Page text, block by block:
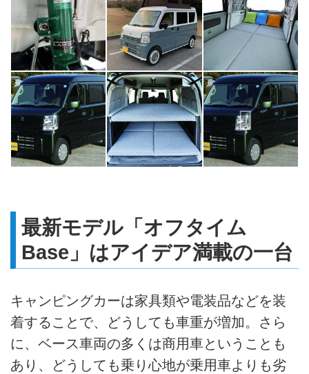
最新モデル「オフタイム
Base」はアイデア満載の一台
キャンピングカーは家具類や電装品などを装
着することで、どうしても車重が増加。さら
に、ベース車両の多くは商用車ということも
あり、どうしても乗り心地が乗用車よりも劣